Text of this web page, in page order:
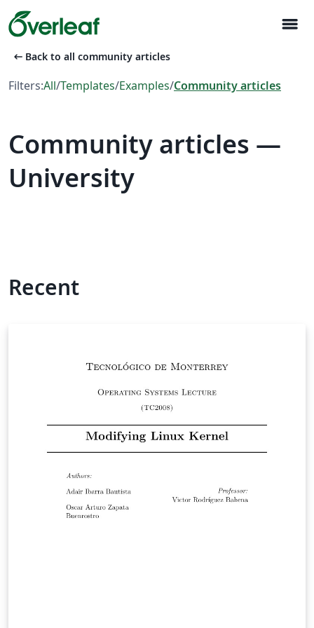
menu
arrow_left_alt Back to all community articles
Filters:All/Templates/Examples/Community articles
Community articles —
University
Recent